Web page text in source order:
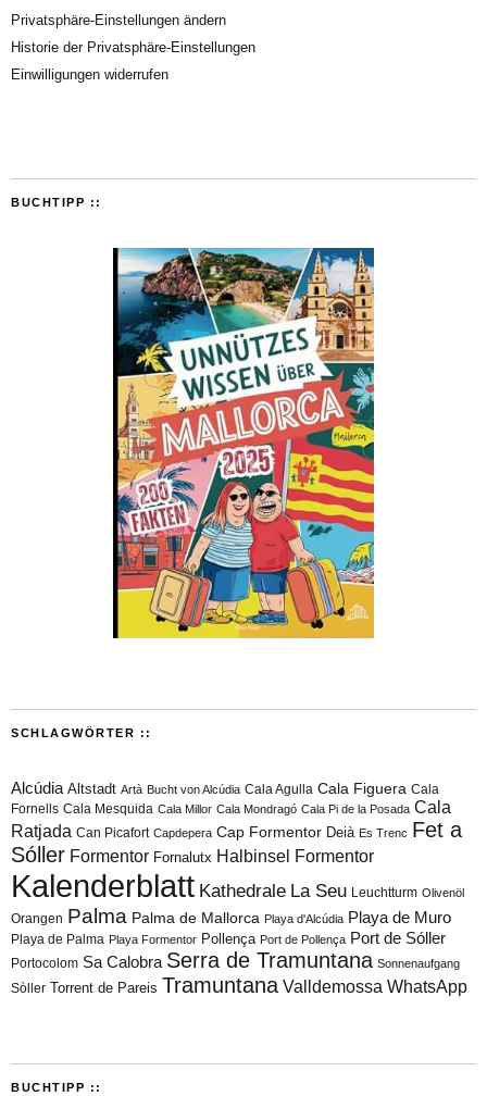
Privatsphäre-Einstellungen ändern
Historie der Privatsphäre-Einstellungen
Einwilligungen widerrufen
BUCHTIPP ::
SCHLAGWÖRTER ::
Alcúdia Altstadt Artà Bucht von Alcúdia Cala Agulla Cala Figuera Cala
Fornells Cala Mesquida Cala Millor Cala Mondragó Cala Pi de la Posada Cala
Ratjada Can Picafort Capdepera Cap Formentor Deià Es Trenc Fet a
Sóller Formentor Fornalutx Halbinsel Formentor
Kalenderblatt Kathedrale La Seu Leuchtturm Olivenöl
Orangen Palma Palma de Mallorca Playa d'Alcúdia Playa de Muro
Playa de Palma Playa Formentor Pollença Port de Pollença Port de Sóller
Portocolom Sa Calobra Serra de Tramuntana Sonnenaufgang
Sòller Torrent de Pareis Tramuntana Valldemossa WhatsApp
BUCHTIPP ::